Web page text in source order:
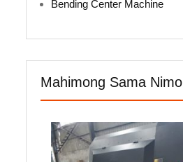
Bending Center Machine
Mahimong Sama Nimo